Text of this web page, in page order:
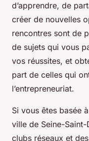
d’apprendre, de
créer de nouvelles
rencontres sont de
de sujets qui vous
vos réussites, et
part de celles qui
l’entrepreneuriat.
Si vous êtes basée
ville de Seine-
clubs réseaux et